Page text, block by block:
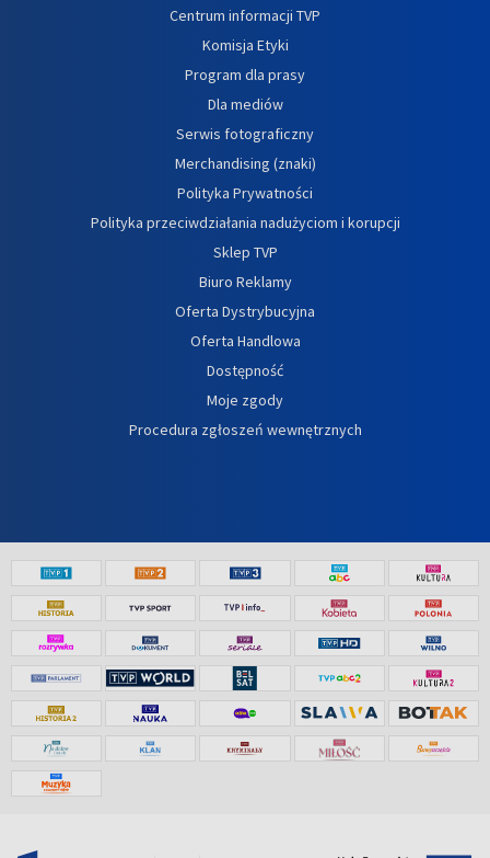
Centrum informacji TVP
Komisja Etyki
Program dla prasy
Dla mediów
Serwis fotograficzny
Merchandising (znaki)
Polityka Prywatności
Polityka przeciwdziałania nadużyciom i korupcji
Sklep TVP
Biuro Reklamy
Oferta Dystrybucyjna
Oferta Handlowa
Dostępność
Moje zgody
Procedura zgłoszeń wewnętrznych